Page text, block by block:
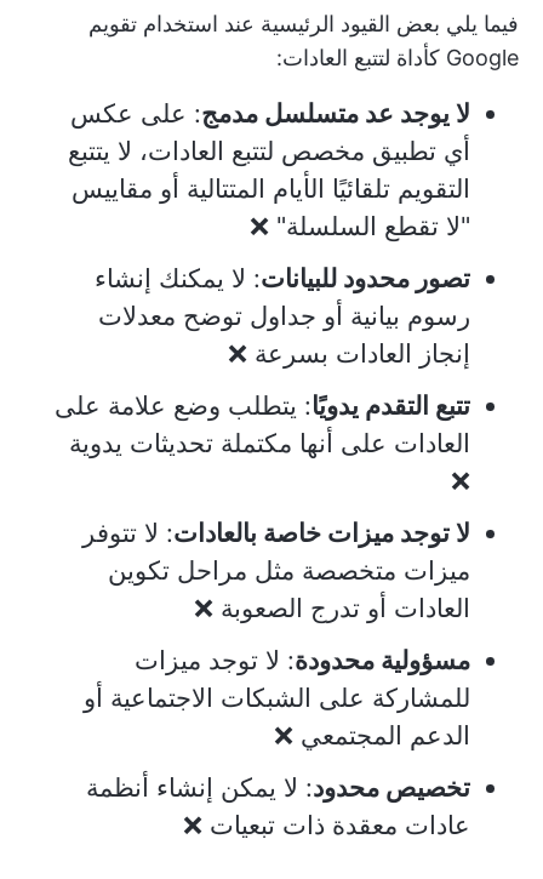
فيما يلي بعض القيود الرئيسية عند استخدام تقويم
Google كأداة لتتبع العادات:
لا يوجد عد متسلسل مدمج: على عكس
أي تطبيق مخصص لتتبع العادات، لا يتتبع
التقويم تلقائيًا الأيام المتتالية أو مقاييس
"لا تقطع السلسلة" ❌
تصور محدود للبيانات: لا يمكنك إنشاء
رسوم بيانية أو جداول توضح معدلات
إنجاز العادات بسرعة ❌
تتبع التقدم يدويًا: يتطلب وضع علامة على
العادات على أنها مكتملة تحديثات يدوية
❌
لا توجد ميزات خاصة بالعادات: لا تتوفر
ميزات متخصصة مثل مراحل تكوين
العادات أو تدرج الصعوبة ❌
مسؤولية محدودة: لا توجد ميزات
للمشاركة على الشبكات الاجتماعية أو
الدعم المجتمعي ❌
تخصيص محدود: لا يمكن إنشاء أنظمة
عادات معقدة ذات تبعيات ❌